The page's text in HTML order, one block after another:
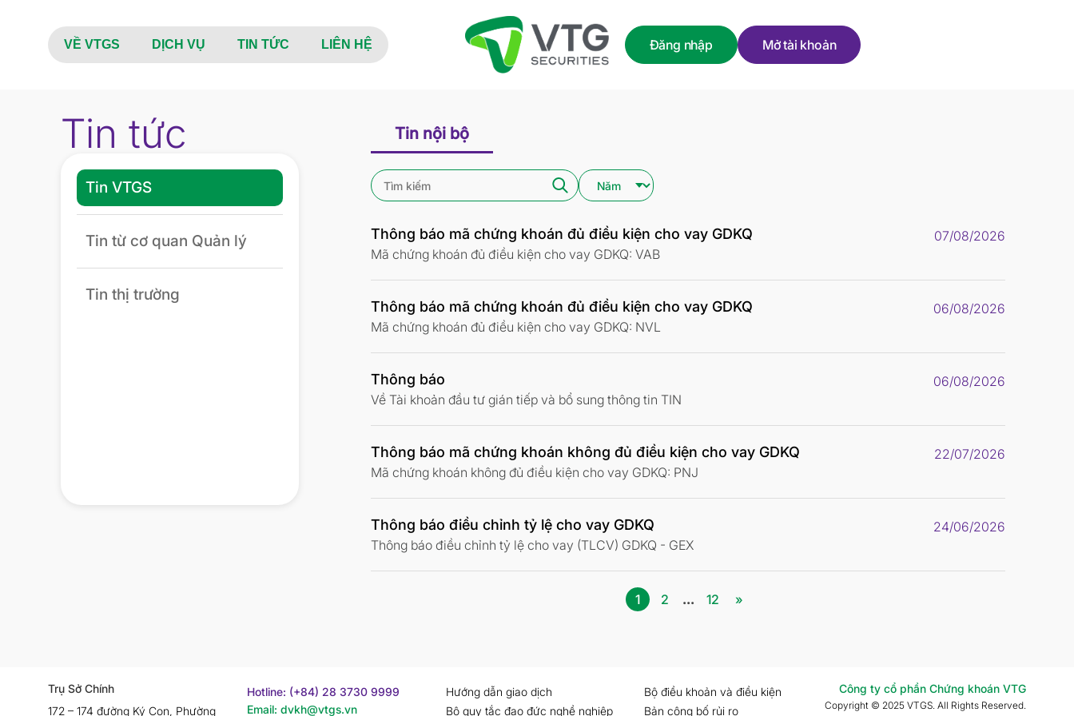
VỀ VTGS DỊCH VỤ TIN TỨC LIÊN HỆ Đăng nhập Mở tài khoản
Tin tức
Tin VTGS
Tin từ cơ quan Quản lý
Tin thị trường
Tin nội bộ
Thông báo mã chứng khoán đủ điều kiện cho vay GDKQ
Mã chứng khoán đủ điều kiện cho vay GDKQ: VAB
07/08/2026
Thông báo mã chứng khoán đủ điều kiện cho vay GDKQ
Mã chứng khoán đủ điều kiện cho vay GDKQ: NVL
06/08/2026
Thông báo
Về Tài khoản đầu tư gián tiếp và bổ sung thông tin TIN
06/08/2026
Thông báo mã chứng khoán không đủ điều kiện cho vay GDKQ
Mã chứng khoán không đủ điều kiện cho vay GDKQ: PNJ
22/07/2026
Thông báo điều chỉnh tỷ lệ cho vay GDKQ
Thông báo điều chỉnh tỷ lệ cho vay (TLCV) GDKQ - GEX
24/06/2026
1 2 ... 12 »
Trụ Sở Chính
172 – 174 đường Ký Con, Phường
Hotline: (+84) 28 3730 9999
Email: dvkh@vtgs.vn
Hướng dẫn giao dịch
Bộ quy tắc đạo đức nghề nghiệp
Bộ điều khoản và điều kiện
Bản công bố rủi ro
Công ty cổ phần Chứng khoán VTG
Copyright © 2025 VTGS. All Rights Reserved.